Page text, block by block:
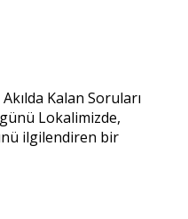
Kalan Soruları
Lokalimizde,
ilgilendiren bir